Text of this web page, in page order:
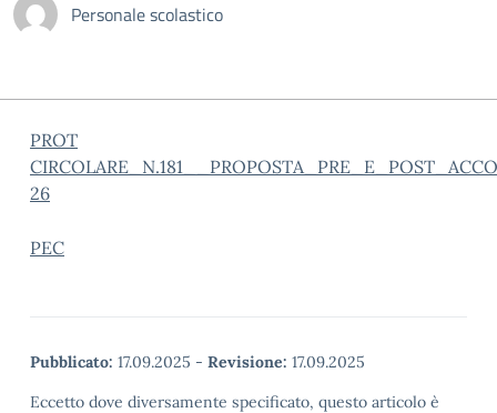
Personale scolastico
PROT
26
PEC
Pubblicato: 17.09.2025 - Revisione: 17.09.2025
Eccetto dove diversamente specificato, questo articolo è